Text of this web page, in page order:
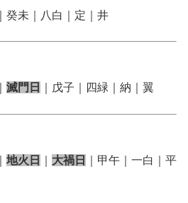
｜癸未｜八白｜定｜井
滅門日 ｜戊子｜四緑｜納｜翼
地火日 大禍日
｜甲午｜一白｜平